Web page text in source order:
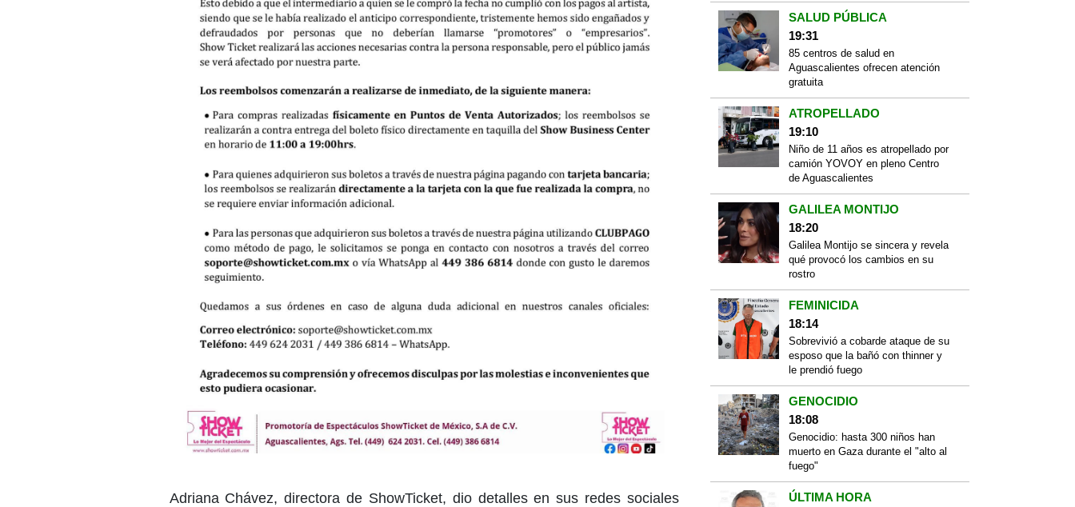
Adriana Chávez, directora de ShowTicket, dio detalles en sus redes sociales
SALUD PÚBLICA
19:31
85 centros de salud en
Aguascalientes ofrecen atención
gratuita
ATROPELLADO
19:10
Niño de 11 años es atropellado por
camión YOVOY en pleno Centro
de Aguascalientes
GALILEA MONTIJO
18:20
Galilea Montijo se sincera y revela
qué provocó los cambios en su
rostro
FEMINICIDA
18:14
Sobrevivió a cobarde ataque de su
esposo que la bañó con thinner y
le prendió fuego
GENOCIDIO
18:08
Genocidio: hasta 300 niños han
muerto en Gaza durante el "alto al
fuego"
ÚLTIMA HORA